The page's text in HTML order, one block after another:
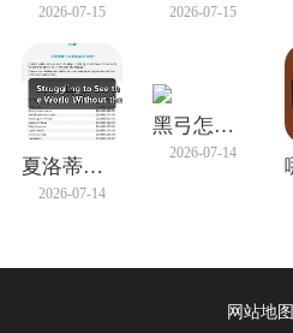
2026-07-15 2026-07-15
夏洛蒂雅丽娅体系充能技巧详解，如何快速释
2026-07-14
黑弓怎么玩？新手必看的双弓搭配与高觉攻略
2026-07-14
网站地图